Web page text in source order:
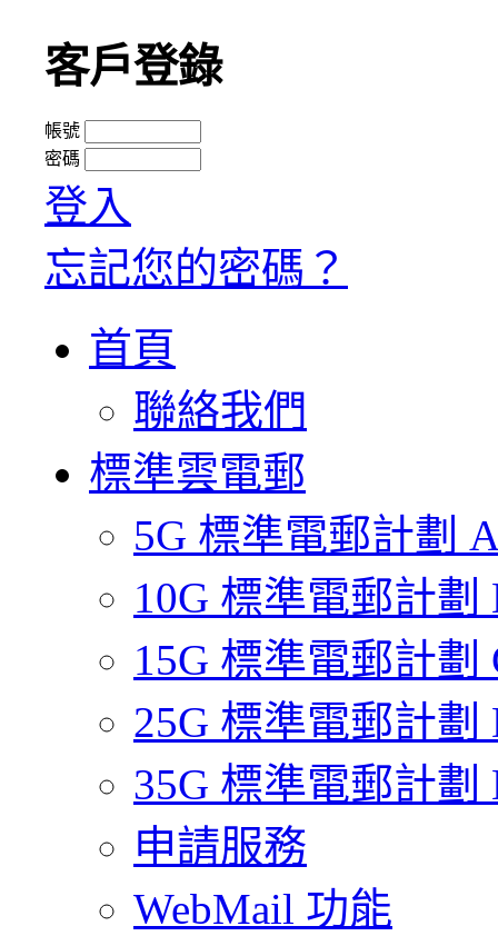
客戶登錄
帳號
密碼
登入
忘記您的密碼？
首頁
聯絡我們
標準雲電郵
5G 標準電郵計劃
10G 標準電郵計劃
15G 標準電郵計劃
25G 標準電郵計劃
35G 標準電郵計劃
申請服務
WebMail 功能